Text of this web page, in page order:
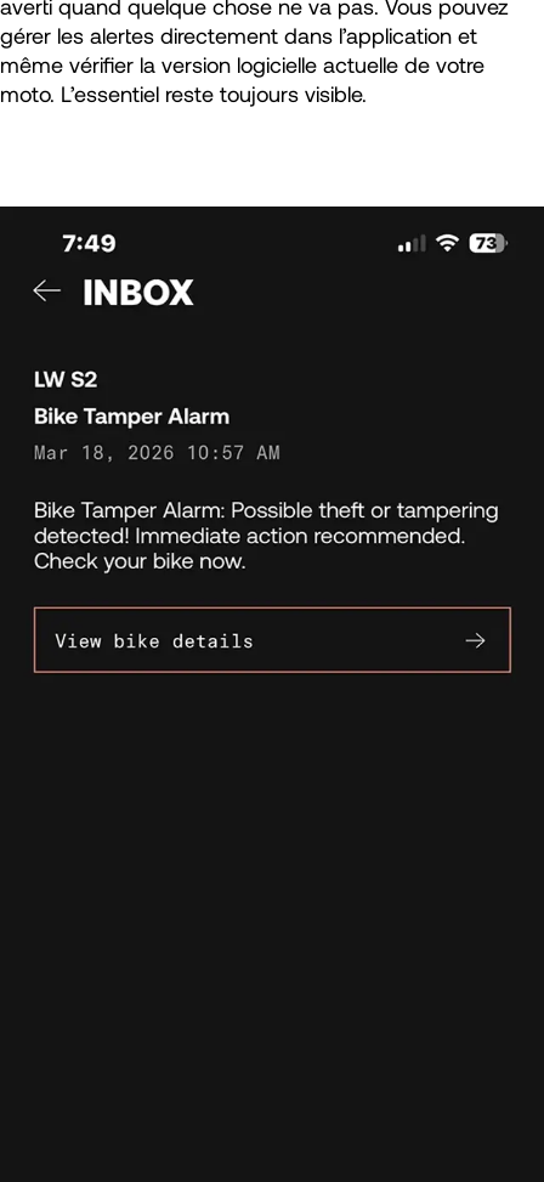
averti quand quelque chose ne va pas. Vous pouvez
gérer les alertes directement dans l’application et
même vérifier la version logicielle actuelle de votre
moto. L’essentiel reste toujours visible.